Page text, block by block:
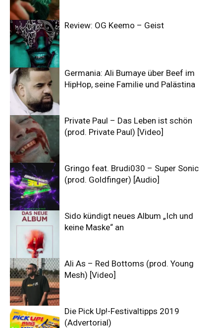
Review: OG Keemo – Geist
Germania: Ali Bumaye über Beef im
HipHop, seine Familie und Palästina
Private Paul – Das Leben ist schön
(prod. Private Paul) [Video]
Gringo feat. Brudi030 – Super Sonic
(prod. Goldfinger) [Audio]
Sido kündigt neues Album „Ich und
keine Maske“ an
Ali As – Red Bottoms (prod. Young
Mesh) [Video]
Die Pick Up!-Festivaltipps 2019
(Advertorial)